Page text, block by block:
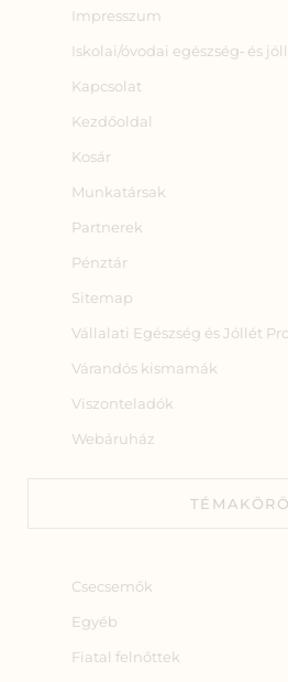
Impresszum
Iskolai/óvodai egészség‑ és
Kapcsolat
Kezdőoldal
Kosár
Munkatársak
Partnerek
Pénztár
Sitemap
Vállalati Egészség és Jóllét
Várandós kismamák
Viszonteladók
Webáruház
Csecsemők
Egyéb
Fiatal felnőttek